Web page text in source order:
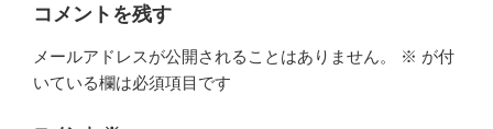
コメントを残す
メールアドレスが公開されることはありません。 ※ が付
いている欄は必須項目です